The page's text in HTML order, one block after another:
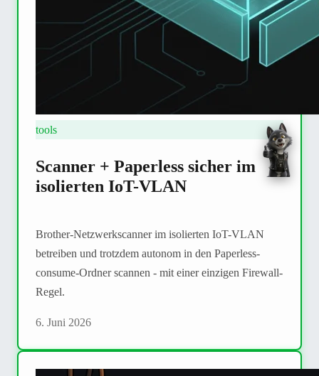
tools
Scanner + Paperless sicher im
isolierten IoT-VLAN
Brother-Netzwerkscanner im isolierten IoT-VLAN
betreiben und trotzdem autonom in den Paperless-
consume-Ordner scannen - mit einer einzigen Firewall-
Regel.
6. Juni 2026